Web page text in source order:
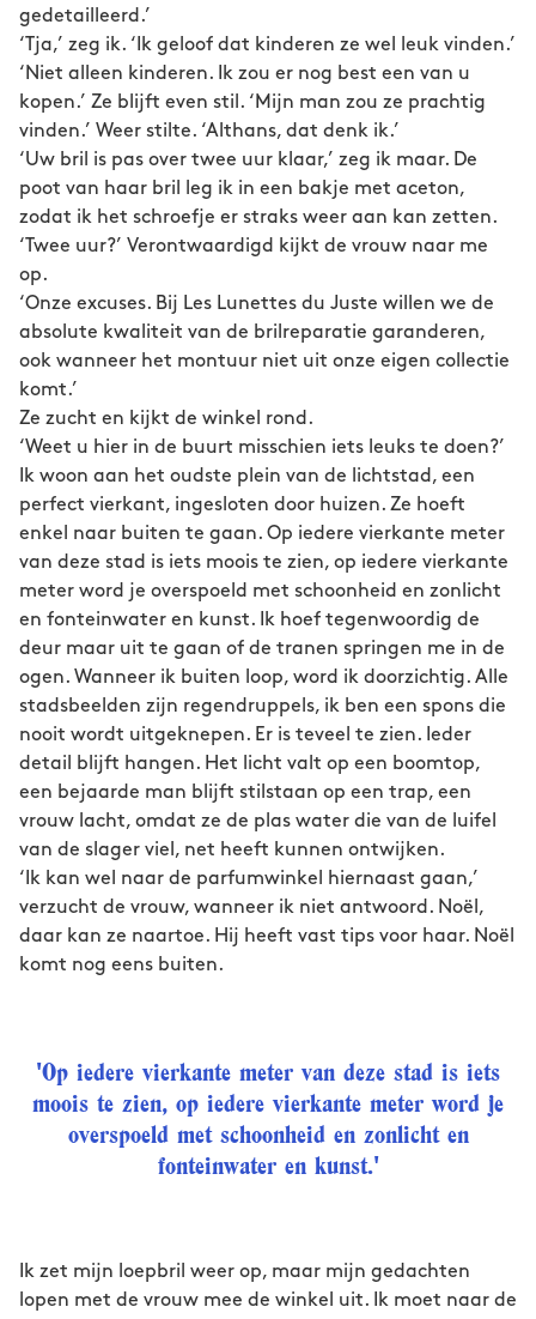
gedetailleerd.’
‘Tja,’ zeg ik. ‘Ik geloof dat kinderen ze wel leuk vinden.’
‘Niet alleen kinderen. Ik zou er nog best een van u
kopen.’ Ze blijft even stil. ‘Mijn man zou ze prachtig
vinden.’ Weer stilte. ‘Althans, dat denk ik.’
‘Uw bril is pas over twee uur klaar,’ zeg ik maar. De
poot van haar bril leg ik in een bakje met aceton,
zodat ik het schroefje er straks weer aan kan zetten.
‘Twee uur?’ Verontwaardigd kijkt de vrouw naar me
op.
‘Onze excuses. Bij Les Lunettes du Juste willen we de
absolute kwaliteit van de brilreparatie garanderen,
ook wanneer het montuur niet uit onze eigen collectie
komt.’
Ze zucht en kijkt de winkel rond.
‘Weet u hier in de buurt misschien iets leuks te doen?’
Ik woon aan het oudste plein van de lichtstad, een
perfect vierkant, ingesloten door huizen. Ze hoeft
enkel naar buiten te gaan. Op iedere vierkante meter
van deze stad is iets moois te zien, op iedere vierkante
meter word je overspoeld met schoonheid en zonlicht
en fonteinwater en kunst. Ik hoef tegenwoordig de
deur maar uit te gaan of de tranen springen me in de
ogen. Wanneer ik buiten loop, word ik doorzichtig. Alle
stadsbeelden zijn regendruppels, ik ben een spons die
nooit wordt uitgeknepen. Er is teveel te zien. Ieder
detail blijft hangen. Het licht valt op een boomtop,
een bejaarde man blijft stilstaan op een trap, een
vrouw lacht, omdat ze de plas water die van de luifel
van de slager viel, net heeft kunnen ontwijken.
‘Ik kan wel naar de parfumwinkel hiernaast gaan,’
verzucht de vrouw, wanneer ik niet antwoord. Noël,
daar kan ze naartoe. Hij heeft vast tips voor haar. Noël
komt nog eens buiten.
'Op iedere vierkante meter van deze stad is iets
moois te zien, op iedere vierkante meter word je
overspoeld met schoonheid en zonlicht en
fonteinwater en kunst.'
Ik zet mijn loepbril weer op, maar mijn gedachten
lopen met de vrouw mee de winkel uit. Ik moet naar de